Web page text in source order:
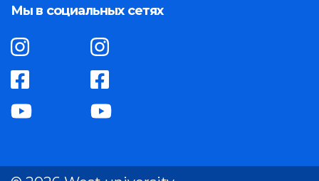
Мы в социальных сетях